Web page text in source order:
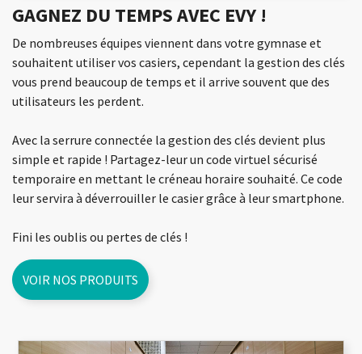
GAGNEZ DU TEMPS AVEC EVY !
De nombreuses équipes viennent dans votre gymnase et
souhaitent utiliser vos casiers, cependant la gestion des clés
vous prend beaucoup de temps et il arrive souvent que des
utilisateurs les perdent.
Avec la serrure connectée la gestion des clés devient plus
simple et rapide ! Partagez-leur un code virtuel sécurisé
temporaire en mettant le créneau horaire souhaité. Ce code
leur servira à déverrouiller le casier grâce à leur smartphone.
Fini les oublis ou pertes de clés !
VOIR NOS PRODUITS